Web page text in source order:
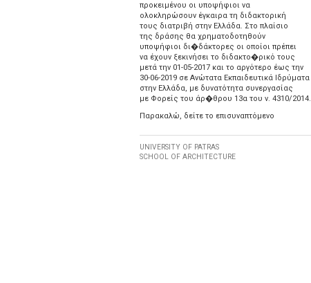
προκειμένου οι υποψήφιοι να
ολοκληρώσουν έγκαιρα τη διδακτορική
τους διατριβή στην Ελλάδα. Στο πλαίσιο
της δράσης θα χρηματοδοτηθούν
υποψήφιοι δι�δάκτορες οι οποίοι πρέπει
να έχουν ξεκινήσει το διδακτο�ρικό τους
μετά την 01-05-2017 και το αργότερο έως την
30-06-2019 σε Ανώτατα Εκπαιδευτικά Ιδρύματα
στην Ελλάδα, με δυνατότητα συνεργασίας
με Φορείς του άρ�θρου 13α του ν. 4310/2014.
Παρακαλώ, δείτε το επισυναπτόμενο
UNIVERSITY OF PATRAS
SCHOOL OF ARCHITECTURE